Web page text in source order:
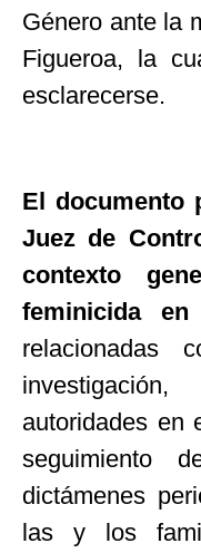
Género ante la
Figueroa, la
esclarecerse.
El documento
Juez de
contexto
feminicida en
autoridades en
seguimiento
dictámenes
las y los